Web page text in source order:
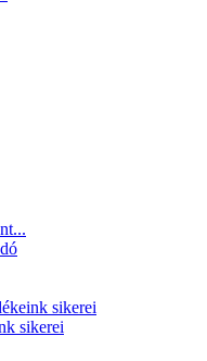
sikerei
sikerei